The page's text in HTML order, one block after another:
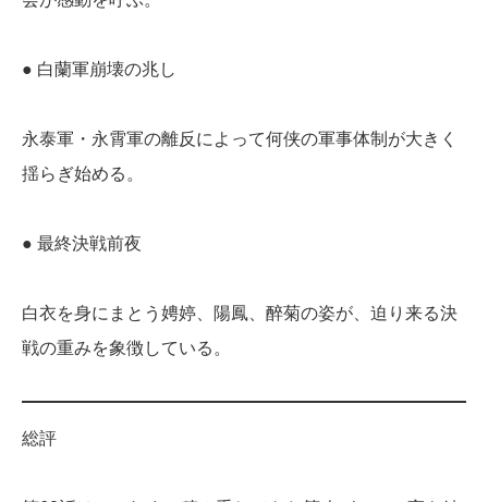
● 白蘭軍崩壊の兆し
永泰軍・永霄軍の離反によって何侠の軍事体制が大きく
揺らぎ始める。
● 最終決戦前夜
白衣を身にまとう娉婷、陽鳳、醉菊の姿が、迫り来る決
戦の重みを象徴している。
総評